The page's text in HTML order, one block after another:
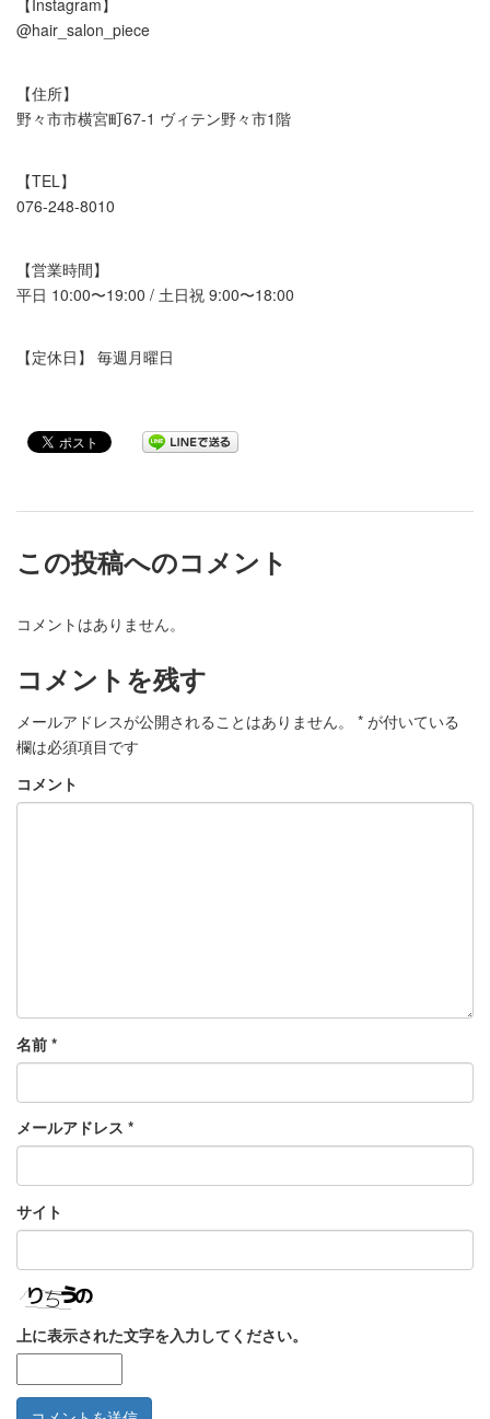
【Instagram】
@hair_salon_piece
【住所】
野々市市横宮町67-1 ヴィテン野々市1階
【TEL】
076-248-8010
【営業時間】
平日 10:00〜19:00 / 土日祝 9:00〜18:00
【定休日】 毎週月曜日
この投稿へのコメント
コメントはありません。
コメントを残す
メールアドレスが公開されることはありません。 * が付いている
欄は必須項目です
コメント
名前 *
メールアドレス *
サイト
上に表示された文字を入力してください。